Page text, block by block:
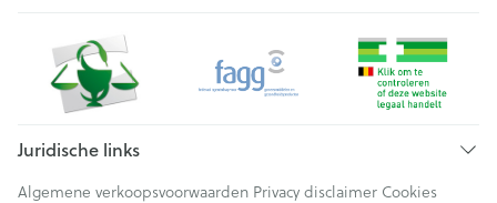
Juridische links
Algemene verkoopsvoorwaarden Privacy disclaimer Cookies